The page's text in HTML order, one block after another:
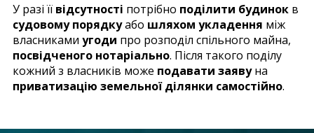
У разі її відсутності потрібно поділити будинок в
судовому порядкуабо шляхом укладення між
власниками угоди про розподіл спільного майна,
посвідченого нотаріально. Після такого поділу
кожний з власників може подавати заявуна
приватизацію земельної ділянки самостійно.